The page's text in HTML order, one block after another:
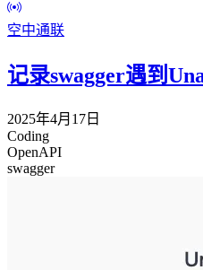
空中通联
记录swagger遇到
2025年4月17日
Coding
OpenAPI
swagger